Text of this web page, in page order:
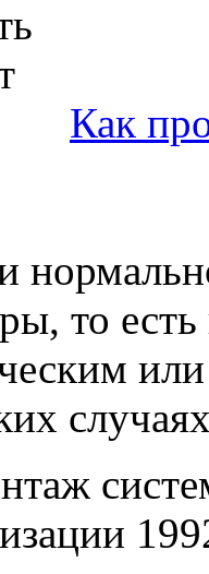
Как
то